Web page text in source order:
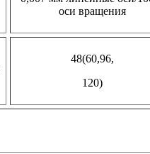
оси вращения
48(60,96,
120)